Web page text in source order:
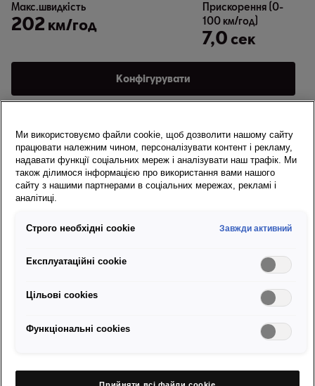
Макс.швидкість
202 км/год
Прискорення (0-
100 км/год)
7,0 сек
Конфігурувати
Нові автомобілі, доступні просто
зараз
Каталоги і прайс-листи
Пригода поєднується з
Ми використовуємо файли cookie, щоб дозволити нашому сайту
працювати належним чином, персоналізувати контент і рекламу,
надавати функції соціальних мереж і аналізувати наш трафік. Ми
також ділимося інформацією про використання вами нашого
сайту з нашими партнерами в соціальних мережах, рекламі і
аналітиці.
Строго необхідні cookie Завжди активний
Експлуатаційні cookie
Цільові сookies
Функціональні cookies